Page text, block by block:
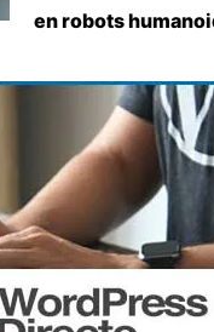
en robots